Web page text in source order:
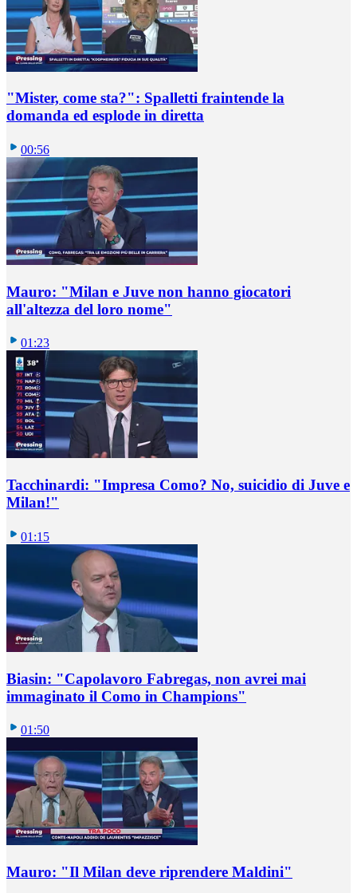
"Mister, come sta?": Spalletti fraintende la
domanda ed esplode in diretta
00:56
Mauro: "Milan e Juve non hanno giocatori
all'altezza del loro nome"
01:23
Tacchinardi: "Impresa Como? No, suicidio di Juve e
Milan!"
01:15
Biasin: "Capolavoro Fabregas, non avrei mai
immaginato il Como in Champions"
01:50
Mauro: "Il Milan deve riprendere Maldini"